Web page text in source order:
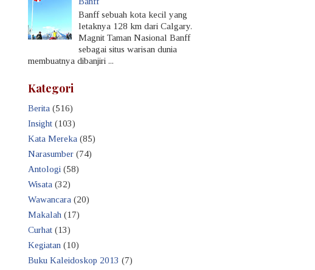
Banff sebuah kota kecil yang
letaknya 128 km dari Calgary.
Magnit Taman Nasional Banff
sebagai situs warisan dunia
membuatnya dibanjiri ...
Kategori
Berita (516)
Insight (103)
Kata Mereka (85)
Narasumber (74)
Antologi (58)
Wisata (32)
Wawancara (20)
Makalah (17)
Curhat (13)
Kegiatan (10)
Buku Kaleidoskop 2013 (7)